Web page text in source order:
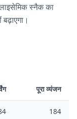
स्नैक का
पूरा व्यंजन
184